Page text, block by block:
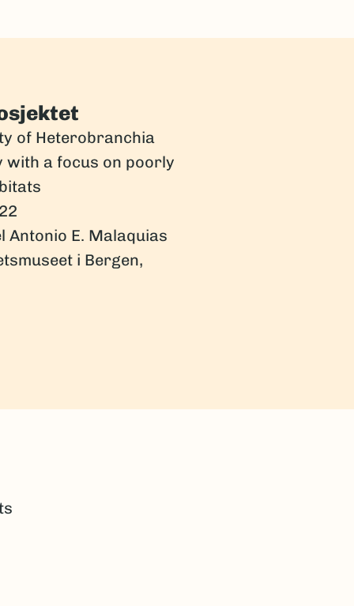
of Heterobranchia
a focus on poorly
Antonio E. Malaquias
i Bergen,